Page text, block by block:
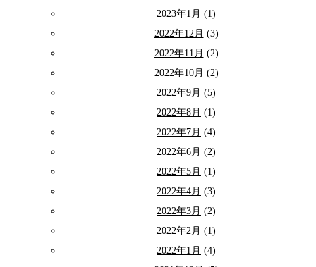
2023年1月 (1)
2022年12月 (3)
2022年11月 (2)
2022年10月 (2)
2022年9月 (5)
2022年8月 (1)
2022年7月 (4)
2022年6月 (2)
2022年5月 (1)
2022年4月 (3)
2022年3月 (2)
2022年2月 (1)
2022年1月 (4)